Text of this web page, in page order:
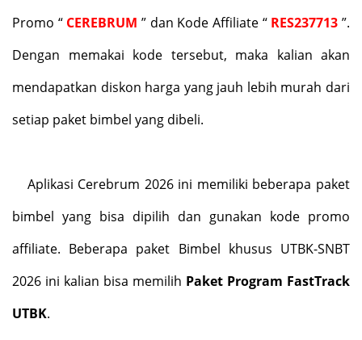
Promo “ CEREBRUM ” dan Kode Affiliate “ RES237713 ”.
Dengan memakai kode tersebut, maka kalian akan
mendapatkan diskon harga yang jauh lebih murah dari
setiap paket bimbel yang dibeli.
Aplikasi Cerebrum 2026 ini memiliki beberapa paket
bimbel yang bisa dipilih dan gunakan kode promo
affiliate. Beberapa paket Bimbel khusus UTBK-SNBT
2026 ini kalian bisa memilih Paket Program FastTrack
UTBK.